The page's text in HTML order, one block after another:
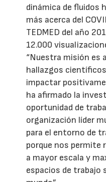
dinámica de fluidos
más acerca del
TEDMED del año
12.000
“Nuestra misión es
hallazgos
impactar
ha afirmado la
oportunidad de
organización líder
para el entorno de
porque nos permite
a mayor escala y
espacios de trabajo